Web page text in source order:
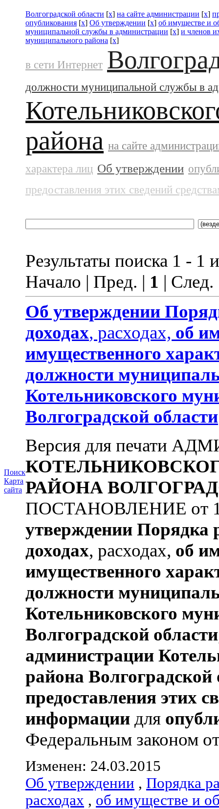
Поиск
Карта
сайта
Волгоградской области [x] на сайте администрации [x]
опубликования [x] Об утверждении [x] об имуществе и
муниципальной службы в администрации [x] и членов
муниципального района [x]
в сети Интернет
должности муниципальной службы в
района на сайте
характера лиц Об утверждении
предоставления этих сведений
Результаты поиска 1 - 1
Начало | Пред. | 1 |
Об утверждении
доходах, расходах, об
имущественного
должности
Котельниковского
Волгоградской области
Версия для печати
РАЙОНА
ПОСТАНОВЛЕНИЕ от
утверждении Порядка
доходах, расходах, об
имущественного
должности
Котельниковского
Волгоградской области
администрации
района Волгоградской
предоставления этих
информации для
Федеральным законом
Изменен: 24.03.2015
Об утверждении , Порядка
расходах , об имуществе и